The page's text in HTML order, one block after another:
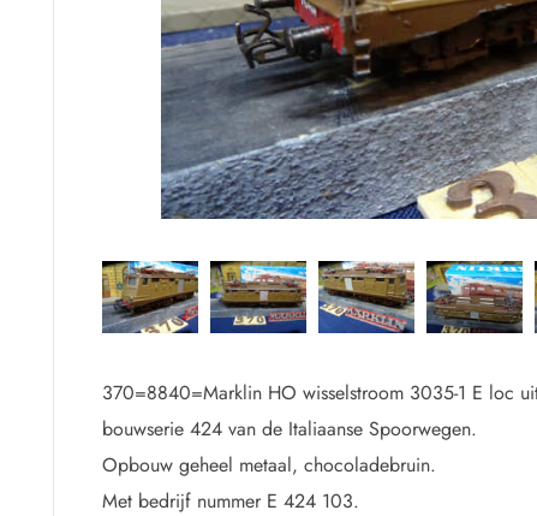
370=8840=Marklin HO wisselstroom 3035-1 E loc
bouwserie 424 van de Italiaanse Spoorwegen.
Opbouw geheel metaal, chocoladebruin.
Met bedrijf nummer E 424 103.